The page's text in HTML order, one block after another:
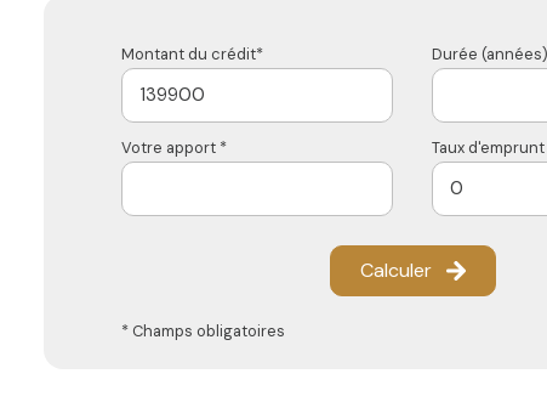
Montant du crédit* Durée
Votre apport * Taux
Calculer
* Champs obligatoires